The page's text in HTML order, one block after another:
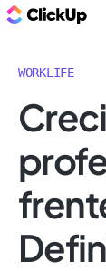
WORKLIFE